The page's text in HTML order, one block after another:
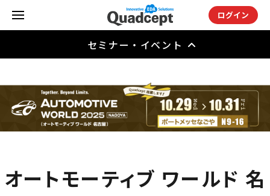
オートモーティブ ワールド 名
ログイン
セミナー・イベント